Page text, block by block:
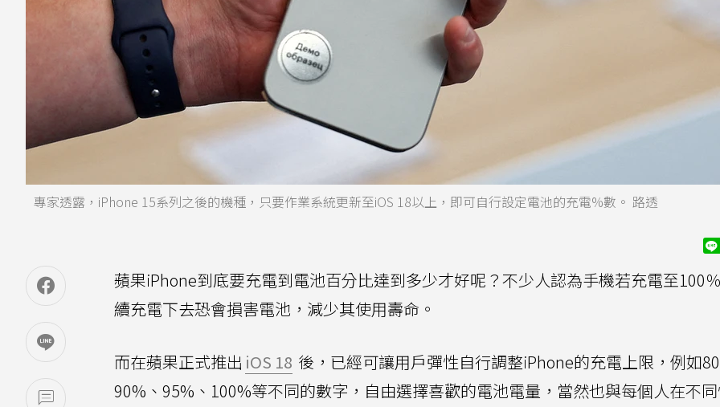
專家透露，iPhone 15系列之後的機種，只要作業系統更新至iOS 18以上，即可自行設定電池的充電%數。 路透
蘋果iPhone到底要充電到電池百分比達到多少才好呢？不少人認為手機若充電至100
續充電下去恐會損害電池，減少其使用壽命。
而在蘋果正式推出 iOS 18 後，已經可讓用戶彈性自行調整iPhone的充電上限，例如
90%、95%、100%等不同的數字，自由選擇喜歡的電池電量，當然也與每個人在不